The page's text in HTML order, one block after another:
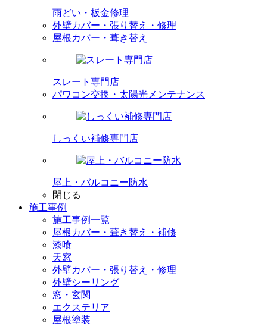
雨どい・板金修理
外壁カバー・張り替え・修理
屋根カバー・葺き替え
スレート専門店
パワコン交換・太陽光メンテナンス
しっくい補修専門店
屋上・バルコニー防水
閉じる
施工事例
施工事例一覧
屋根カバー・葺き替え・補修
漆喰
天窓
外壁カバー・張り替え・修理
外壁シーリング
窓・玄関
エクステリア
屋根塗装